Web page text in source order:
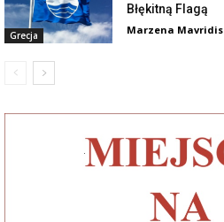
Grecja
Błękitną Flagą
Marzena Mavridis